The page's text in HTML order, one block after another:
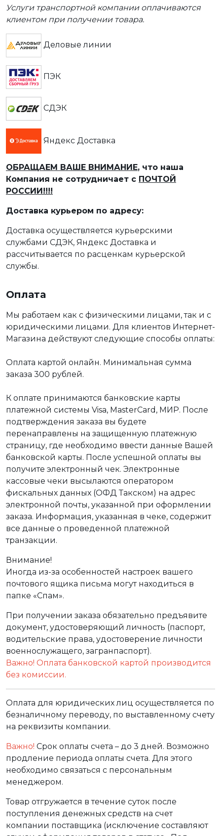
Услуги транспортной компании оплачиваются
клиентом при получении товара.
Деловые линии
ПЭК
СДЭК
Яндекс Доставка
ОБРАЩАЕМ ВАШЕ ВНИМАНИЕ, что наша
Компания не сотрудничает с ПОЧТОЙ
РОССИИ!!!!
Доставка курьером по адресу:
Доставка осуществляется курьерскими
службами СДЭК, Яндекс Доставка и
рассчитывается по расценкам курьерской
службы.
Оплата
Мы работаем как с физическими лицами, так и с
юридическими лицами. Для клиентов Интернет-
Магазина действуют следующие способы оплаты:
Оплата картой онлайн. Минимальная сумма
заказа 300 рублей.
К оплате принимаются банковские карты
платежной системы Visa, MasterCard, МИР. После
подтверждения заказа вы будете
перенаправлены на защищенную платежную
страницу, где необходимо ввести данные Вашей
банковской карты. После успешной оплаты вы
получите электронный чек. Электронные
кассовые чеки высылаются оператором
фискальных данных (ОФД Такском) на адрес
электронной почты, указанной при оформлении
заказа. Информация, указанная в чеке, содержит
все данные о проведенной платежной
транзакции.
Внимание!
Иногда из-за особенностей настроек вашего
почтового ящика письма могут находиться в
папке «Спам».
При получении заказа обязательно предъявите
документ, удостоверяющий личность (паспорт,
водительские права, удостоверение личности
военнослужащего, загранпаспорт).
Важно! Оплата банковской картой производится
без комиссии.
Оплата для юридических лиц осуществляется по
безналичному переводу, по выставленному счету
на реквизиты компании.
Важно! Срок оплаты счета – до 3 дней. Возможно
продление периода оплаты счета. Для этого
необходимо связаться с персональным
менеджером.
Товар отгружается в течение суток после
поступления денежных средств на счет
компании поставщика (исключение составляют